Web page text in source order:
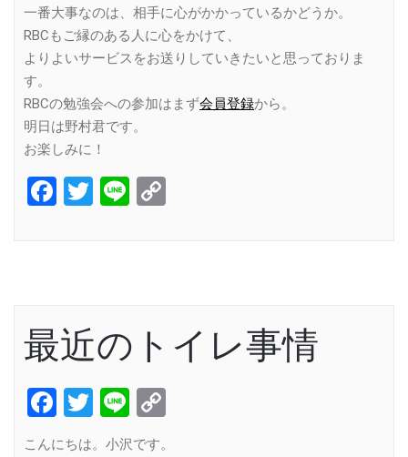
一番大事なのは、相手に心がかかっているかどうか。
RBCもご縁のある人に心をかけて、
よりよいサービスをお送りしていきたいと思っておりま
す。
RBCの勉強会への参加はまず会員登録から。
明日は野村君です。
お楽しみに！
Facebook
Twitter
Line
最近のトイレ事情
Facebook
Twitter
Line
こんにちは。小沢です。